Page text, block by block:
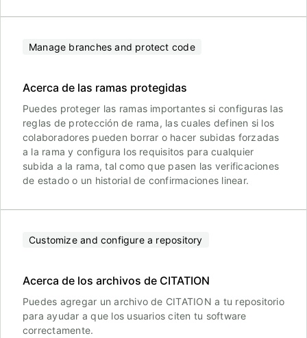
Manage branches and protect code
Acerca de las ramas protegidas
Puedes proteger las ramas importantes si configuras las
reglas de protección de rama, las cuales definen si los
colaboradores pueden borrar o hacer subidas forzadas
a la rama y configura los requisitos para cualquier
subida a la rama, tal como que pasen las verificaciones
de estado o un historial de confirmaciones linear.
Customize and configure a repository
Acerca de los archivos de CITATION
Puedes agregar un archivo de CITATION a tu repositorio
para ayudar a que los usuarios citen tu software
correctamente.